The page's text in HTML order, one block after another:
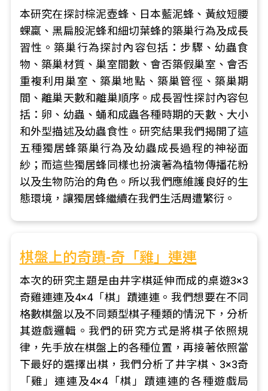
本研究在探討棕泥壺蜂、日本藍泥蜂、黃紋短腰
蜾蠃、黑扁股泥蜂和細切葉蜂的築巢行為及成長
習性。築巢行為探討內容包括：步驟、幼蟲食
物、築巢材質、巢室間數、會否築假巢室、會否
重複利用巢室、築巢地點、築巢管徑、築巢期
間、離巢天數和離巢順序。成長習性探討內容包
括：卵、幼蟲、蛹和成蟲各種時期的天數、大小
和外型描述及幼蟲食性。研究結果我們揭開了這
五種獨居蜂築巢行為及幼蟲成長過程的神祕面
紗；而這些獨居蜂同樣也扮演著為植物傳播花粉
以及生物防治的角色。所以我們應維護良好的生
態環境，讓獨居蜂繼續在我們生活周遭繁衍。
棋盤上的奇蹟-奇「雞」連連
本次的研究主題是由井字棋延伸而成的桌遊3×3
奇雞連連及4×4「棋」蹟連連。我們想要在不同
格數棋盤以及不同類型棋子種類的情況下，分析
其遊戲邏輯。我們的研究方式是將棋子依照規
律，先手放在棋盤上的各種位置，再接著依照當
下最好的選擇出棋，我們分析了井字棋、3×3奇
「雞」連連及4×4「棋」蹟連連的各種遊戲局